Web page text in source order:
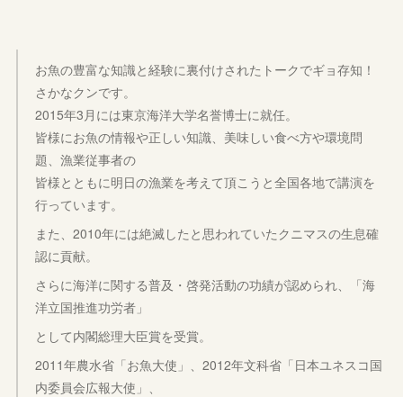
お魚の豊富な知識と経験に裏付けされたトークでギョ存知！
さかなクンです。
2015年3月には東京海洋大学名誉博士に就任。
皆様にお魚の情報や正しい知識、美味しい食べ方や環境問
題、漁業従事者の
皆様とともに明日の漁業を考えて頂こうと全国各地で講演を
行っています。
また、2010年には絶滅したと思われていたクニマスの生息確
認に貢献。
さらに海洋に関する普及・啓発活動の功績が認められ、「海
洋立国推進功労者」
として内閣総理大臣賞を受賞。
2011年農水省「お魚大使」、2012年文科省「日本ユネスコ国
内委員会広報大使」、